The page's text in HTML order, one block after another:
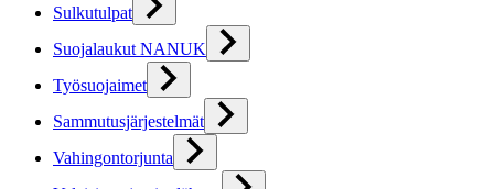
Sulkutulpat
Suojalaukut NANUK
Työsuojaimet
Sammutusjärjestelmät
Vahingontorjunta